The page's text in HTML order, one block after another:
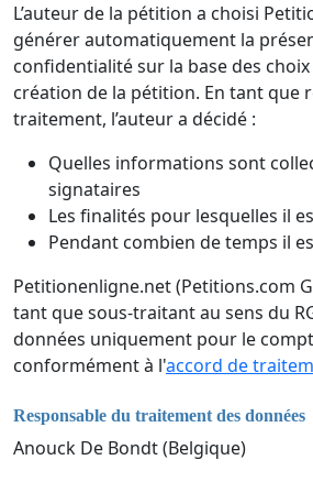
L’auteur de la pétition a choisi
générer automatiquement la
confidentialité sur la base des
création de la pétition. En tant que
traitement, l’auteur a décidé :
Quelles informations sont
signataires
Les finalités pour lesquelles il
Pendant combien de temps il
Petitionenligne.net (Petitions.com
tant que sous-traitant au sens du
données uniquement pour le
conformément à l'accord de
Responsable du traitement des données
Anouck De Bondt (Belgique)